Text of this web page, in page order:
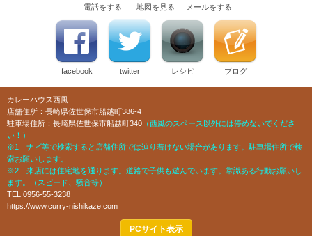
電話をする 地図を見る メールをする
facebook twitter レシピ ブログ
カレーハウス西風
店舗住所：長崎県佐世保市船越町386-4
駐車場住所：長崎県佐世保市船越町340 （西風のスペース以外には停めないでくださ
い！）
※1 ナビ等で検索すると店舗住所では辿り着けない場合があります。駐車場住所で検
索お願いします。
※2 来店には住宅地を通ります。道路で子供も遊んでいます。常識ある行動お願いし
ます。（スピード、騒音等）
TEL 0956-55-3238
https://www.curry-nishikaze.com
PCサイト表示